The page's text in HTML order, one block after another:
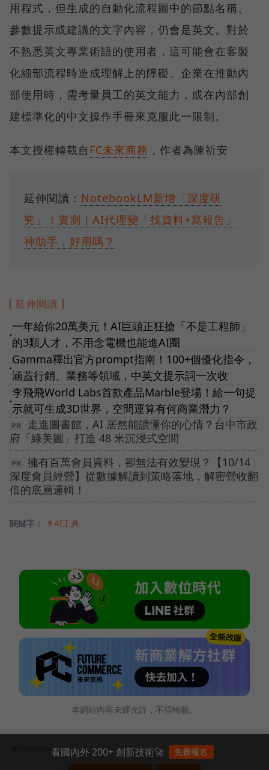
用程式，但生成的自動化流程圖中的節點名稱、
參數提示或建議的文字內容，仍會是英文。對於
不熟悉英文專業術語的使用者，這可能會在客製
化細部流程時造成理解上的障礙。企業在推動內
部使用時，需考量員工的英文能力，或在內部創
建標準化的中文操作手冊來克服此一限制。
本文授權轉載自 FC未來商務 ，作者為陳祈安
延伸閱讀： NotebookLM新增「深度研
究」！實測｜AI代理變「找資料+寫報告」
神助手，好用嗎？
延伸閱讀
●
一年給你20萬美元！AI巨頭正狂搶「不是工程師」
的3類人才，不用念電機也能進AI圈
●
Gamma釋出官方prompt指南！100+個優化指令，
涵蓋行銷、業務等領域，中英文提示詞一次收
●
李飛飛World Labs首款產品Marble登場！給一句提
示就可生成3D世界，空間運算有何商業潛力？
走進圖書館，AI 居然能讀懂你的心情？台中市政
府「綠美圖」打造 48 米沉浸式空間
擁有百萬會員資料，卻無法有效變現？【10/14
深度會員經營】從數據解讀到策略落地，解密營收翻
倍的底層邏輯！
關鍵字： ＃AI工具
本網站內容未經允許，不得轉載。
看國內外 200+ 創新技術🚀 免費報名